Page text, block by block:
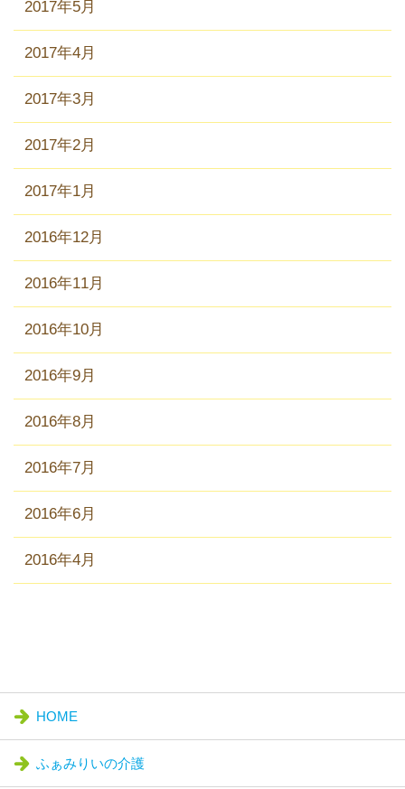
2017年5月
2017年4月
2017年3月
2017年2月
2017年1月
2016年12月
2016年11月
2016年10月
2016年9月
2016年8月
2016年7月
2016年6月
2016年4月
HOME
ふぁみりいの介護